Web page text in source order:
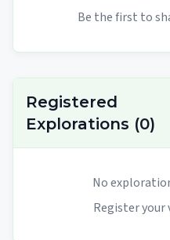
Be the first to
Registered
Explorations (0)
No
Register your